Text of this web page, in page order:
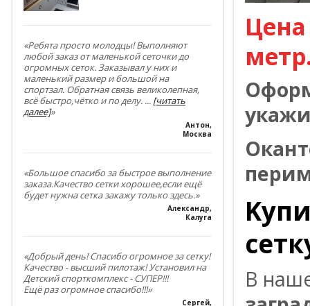
«Ребята просто молодцы! Выполняют
любой заказ от маленькой сеточки до
огромных сеток. Заказывал у них и
маленький размер и большой на
спортзал. Обратная связь великолепная,
всё быстро,чётко и по делу. ... [читать
далее]»
Антон,
Москва
«Большое спасибо за быстрое выполнение
заказа.Качество сетки хорошее,если ещё
будет нужна сетка закажу только здесь.»
Александр,
Калуга
«Добрый день! Спасибо огромное за сетку!
Качество - высший пилотаж! Установил на
Детский спорткомплекс - СУПЕР!!!
Ещё раз огромное спасибо!!!»
Сергей,
B